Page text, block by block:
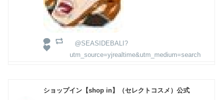
@SEASIDEBALI?
utm_source=yjrealtime&utm_medium=search
ショップイン【shop in】（セレクトコスメ）公式